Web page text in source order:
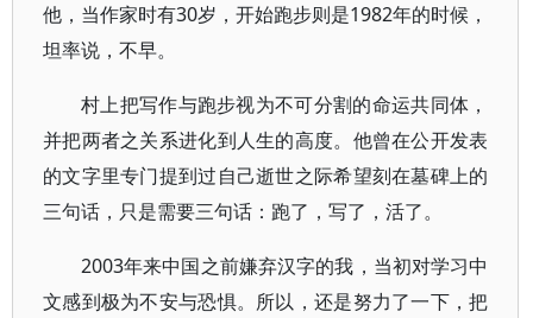
他，当作家时有30岁，开始跑步则是1982年的时候，
坦率说，不早。
村上把写作与跑步视为不可分割的命运共同体，
并把两者之关系进化到人生的高度。他曾在公开发表
的文字里专门提到过自己逝世之际希望刻在墓碑上的
三句话，只是需要三句话：跑了，写了，活了。
2003年来中国之前嫌弃汉字的我，当初对学习中
文感到极为不安与恐惧。所以，还是努力了一下，把